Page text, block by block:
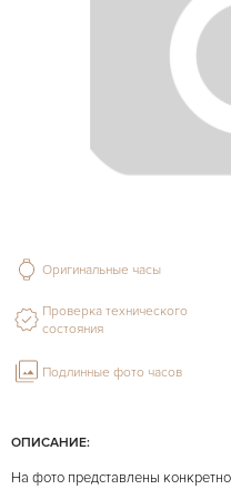
ОПИСАНИЕ:
На фото представлены
Оригинальные часы
Проверка технического
состояния
Подлинные фото часов